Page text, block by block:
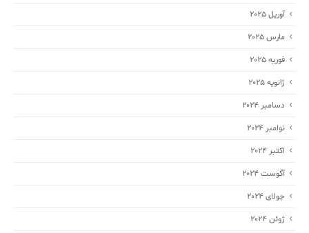
آوریل 2025
مارس 2025
فوریه 2025
ژانویه 2025
دسامبر 2024
نوامبر 2024
اکتبر 2024
آگوست 2024
جولای 2024
ژوئن 2024